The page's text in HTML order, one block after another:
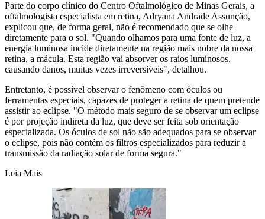
Parte do corpo clínico do Centro Oftalmológico de Minas Gerais, a
oftalmologista especialista em retina, Adryana Andrade Assunção,
explicou que, de forma geral, não é recomendado que se olhe
diretamente para o sol. "Quando olhamos para uma fonte de luz, a
energia luminosa incide diretamente na região mais nobre da nossa
retina, a mácula. Esta região vai absorver os raios luminosos,
causando danos, muitas vezes irreversíveis", detalhou.
Entretanto, é possível observar o fenômeno com óculos ou
ferramentas especiais, capazes de proteger a retina de quem pretende
assistir ao eclipse. "O método mais seguro de se observar um eclipse
é por projeção indireta da luz, que deve ser feita sob orientação
especializada. Os óculos de sol não são adequados para se observar
o eclipse, pois não contém os filtros especializados para reduzir a
transmissão da radiação solar de forma segura."
Leia Mais